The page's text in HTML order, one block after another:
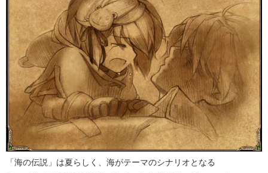
「海の伝説」は夏らしく、海がテーマのシナリオとなる